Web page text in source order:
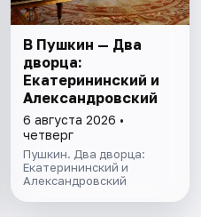
В Пушкин — Два
дворца:
Екатерининский и
Александровский
6 августа 2026 •
четверг
Пушкин. Два дворца:
Екатерининский и
Александровский